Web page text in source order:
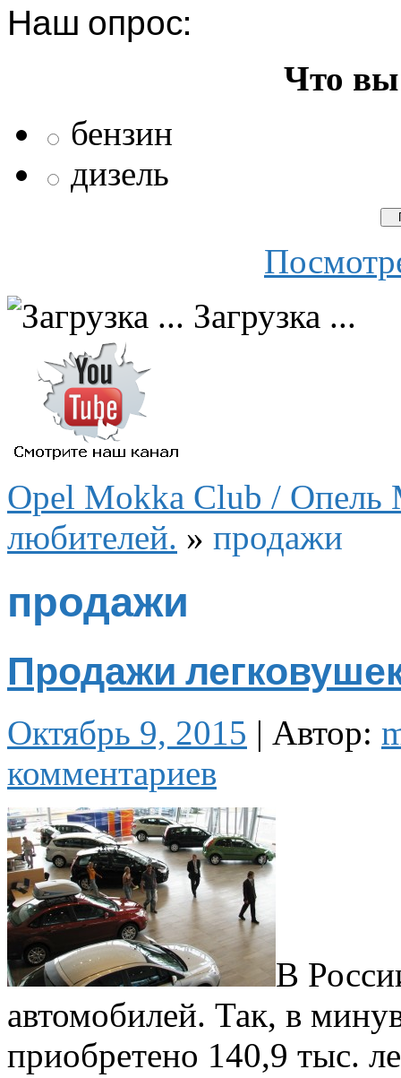
Наш опрос:
Что вы
бензин
дизель
Загрузка ...
Opel Mokka Club / Опель
любителей. » продажи
продажи
Продажи
Октябрь 9, 2015 | Автор:
комментариев
В
автомобилей. Так, в
приобретено 140,9 тыс.